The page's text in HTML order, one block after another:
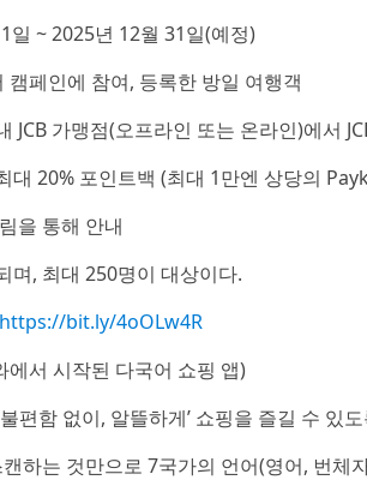
일 ~ 2025년 12월 31일(예정)
캠페인에 참여, 등록한 방일 여행객
JCB 가맹점(오프라인 또는 온라인)에서
대 20% 포인트백 (최대 1만엔 상당의
을 통해 안내
며, 최대 250명이 대상이다.
https://bit.ly/4oOLw4R
서 시작된 다국어 쇼핑 앱)
불편함 없이, 알뜰하게’ 쇼핑을 즐길 수 있
하는 것만으로 7국가의 언어(영어, 번체